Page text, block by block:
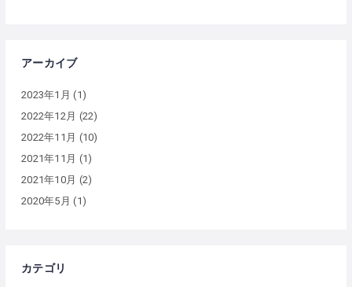
アーカイブ
2023年1月 (1)
2022年12月 (22)
2022年11月 (10)
2021年11月 (1)
2021年10月 (2)
2020年5月 (1)
カテゴリ